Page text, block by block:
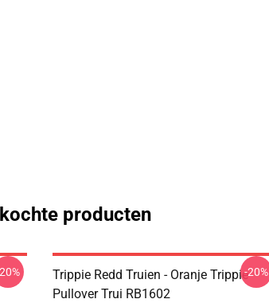
producten
Trippie Redd Truien - Oranje Trippie
Pullover Trui RB1602
-20%